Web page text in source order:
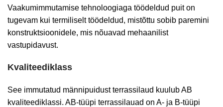
Vaakumimmutamise tehnoloogiaga töödeldud puit on
tugevam kui termiliselt töödeldud, mistõttu sobib paremini
konstruktsioonidele, mis nõuavad mehaanilist
vastupidavust.
Kvaliteediklass
See immutatud männipuidust terrassilaud kuulub AB
kvaliteediklassi. AB-tüüpi terrassilauad on A- ja B-tüüpi